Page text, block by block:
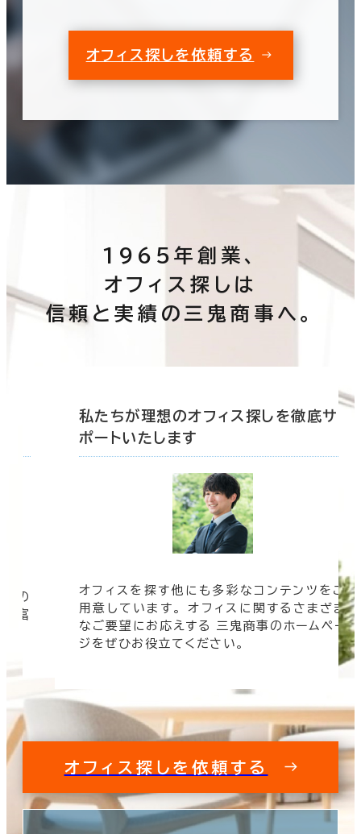
オフィス探しを依頼する
該当数 1室(1棟)
1965年創業、
オフィス探しは
信頼と実績の三鬼商事へ。
の
豊富
私たちが理想のオフィス探しを徹底サ
ポートいたします
オフィスを探す他にも多彩なコンテンツをご
用意しています。 オフィスに関するさまざま
なご要望にお応えする 三鬼商事のホームペー
ジをぜひお役立てください。
オフィス探しを依頼する